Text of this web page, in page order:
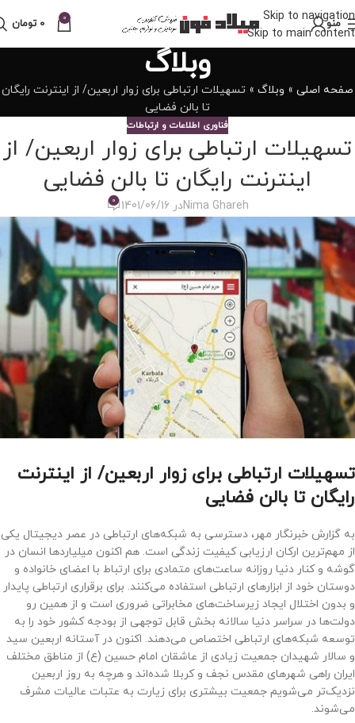
Skip to navigation
Skip to main content
منو 0
0 تومان
وبلاگ
صفحه اصلی » وبلاگ » تسهیلات ارتباطی برای زوار اربعین/ از اینترنت رایگان
تا بالن فضایی
فناوری اطلاعات و ارتباطات
تسهیلات ارتباطی برای زوار اربعین/ از
اینترنت رایگان تا بالن فضایی
Nima Gharehدر 1401/06/16 0
تسهیلات ارتباطی برای زوار اربعین/ از اینترنت
رایگان تا بالن فضایی
به گزارش خبرنگار مهر، دسترسی به شبکه‌های ارتباطی در عصر دیجیتال یکی
از مهم‌ترین ارکان ارزیابی کیفیت زندگی است. هم اکنون میلیاردها انسان در
گوشه و کنار دنیا روزانه ساعت‌های متمادی برای ارتباط با اعضای خانواده و
دوستان خود از ابزارهای ارتباطی استفاده می‌کنند. برای برقراری ارتباطی پایدار
و بدون اختلال ایجاد زیرساخت‌های مخابراتی ضروری است و از همین رو
دولت‌ها در سراسر دنیا سالانه بخش قابل توجهی از بودجه کشور خود را به
توسعه شبکه‌های ارتباطی اختصاص می‌دهند. اکنون در آستانه اربعین سید
و سالار شهیدان جمعیت زیادی از عاشقان امام حسین (ع) از مناطق مختلف
ایران راهی شهرهای مقدس نجف و کربلا شده‌اند و هرچه به روز اربعین
نزدیک‌تر می‌شویم جمعیت بیشتری برای زیارت به عتبات عالیات مشرف
می‌شوند.